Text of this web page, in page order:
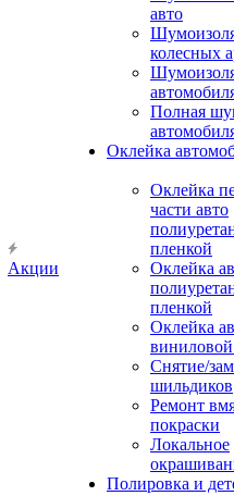
Акции
авто
колесных
Полная
Оклейка
Оклейка
части авто
пленкой
Оклейка
пленкой
Оклейка
Снятие/
шильдиков
Ремонт
покраски
Локальное
Полировка и